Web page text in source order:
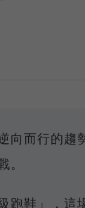
向而行的趨
跑鞋」，這